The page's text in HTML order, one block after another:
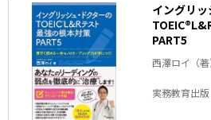
イングリ
PART5
西澤ロイ（著
実務教育出版